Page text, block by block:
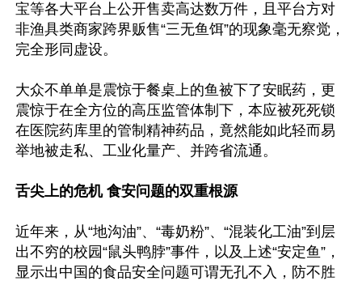
宝等各大平台上公开售卖高达数万件，且平台方对
非渔具类商家跨界贩售“三无鱼饵”的现象毫无察觉，
完全形同虚设。
大众不单单是震惊于餐桌上的鱼被下了安眠药，更
震惊于在全方位的高压监管体制下，本应被死死锁
在医院药库里的管制精神药品，竟然能如此轻而易
举地被走私、工业化量产、并跨省流通。
舌尖上的危机 食安问题的双重根源
近年来，从“地沟油”、“毒奶粉”、“混装化工油”到层
出不穷的校园“鼠头鸭脖”事件，以及上述“安定鱼”，
显示出中国的食品安全问题可谓无孔不入，防不胜